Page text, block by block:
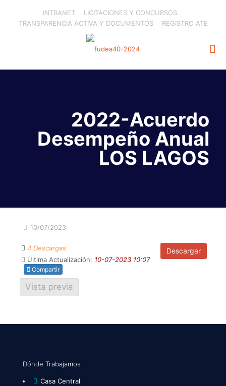
INTRANET
LICITACIONES Y CONCURSOS
TRANSPARENCIA ACTIVA Y DOCUMENTOS
REGISTRO ATE
2022-Acuerdo
Desempeño Anual
LOS LAGOS
10/07/2023
Descargar
4 Descargas
Última Actualización: 10-07-2023 10:07
Compartir
Vista previa
Dónde Trabajamos
Casa Central